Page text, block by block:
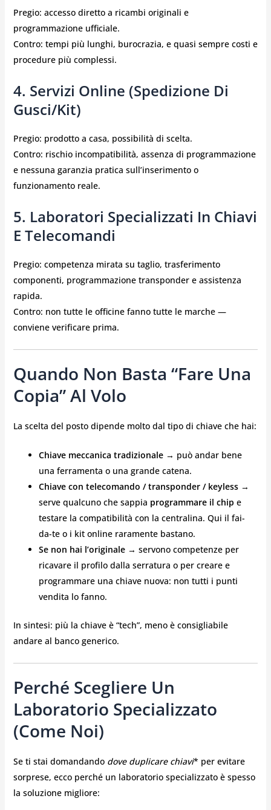
Pregio: accesso diretto a ricambi originali e
programmazione ufficiale.
Contro: tempi più lunghi, burocrazia, e quasi sempre costi e
procedure più complessi.
4. Servizi Online (spedizione Di
Gusci/kit)
Pregio: prodotto a casa, possibilità di scelta.
Contro: rischio incompatibilità, assenza di programmazione
e nessuna garanzia pratica sull’inserimento o
funzionamento reale.
5. Laboratori Specializzati In Chiavi
E Telecomandi
Pregio: competenza mirata su taglio, trasferimento
componenti, programmazione transponder e assistenza
rapida.
Contro: non tutte le officine fanno tutte le marche —
conviene verificare prima.
Quando Non Basta “fare Una
Copia” Al Volo
La scelta del posto dipende molto dal tipo di chiave che hai:
Chiave meccanica tradizionale→ può andar bene
una ferramenta o una grande catena.
Chiave con telecomando / transponder / keyless→
serve qualcuno che sappia programmare il chip e
testare la compatibilità con la centralina. Qui il fai-
da-te o i kit online raramente bastano.
Se non hai l’originale→ servono competenze per
ricavare il profilo dalla serratura o per creare e
programmare una chiave nuova: non tutti i punti
vendita lo fanno.
In sintesi: più la chiave è “tech”, meno è consigliabile
andare al banco generico.
Perché Scegliere Un
Laboratorio Specializzato
(come Noi)
Se ti stai domandando dove duplicare chiavi* per evitare
sorprese, ecco perché un laboratorio specializzato è spesso
la soluzione migliore: